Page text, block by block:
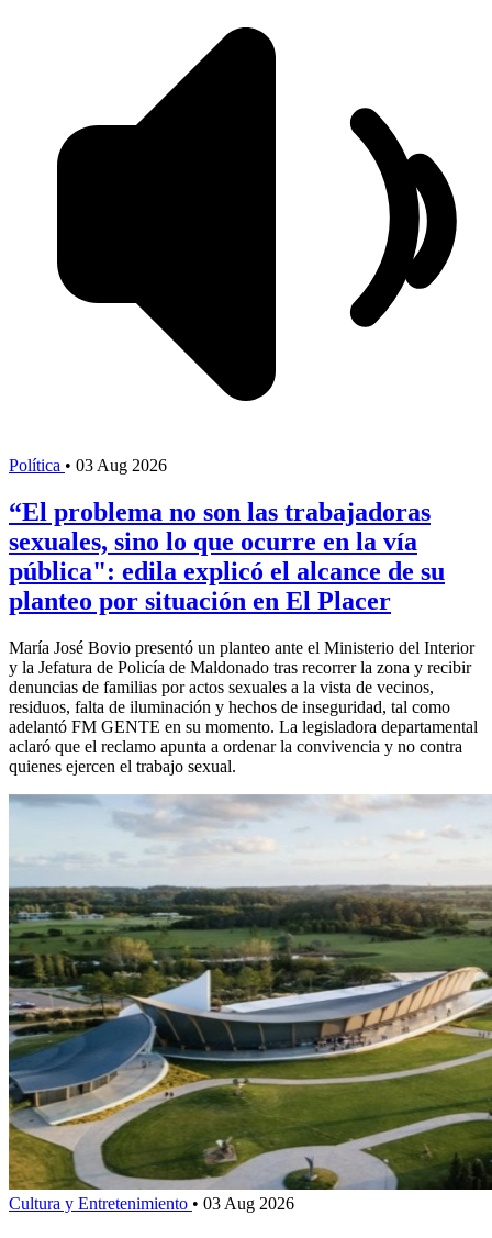
Política • 03 Aug 2026
“El problema no son las trabajadoras
sexuales, sino lo que ocurre en la vía
pública": edila explicó el alcance de su
planteo por situación en El Placer
María José Bovio presentó un planteo ante el Ministerio del Interior
y la Jefatura de Policía de Maldonado tras recorrer la zona y recibir
denuncias de familias por actos sexuales a la vista de vecinos,
residuos, falta de iluminación y hechos de inseguridad, tal como
adelantó FM GENTE en su momento. La legisladora departamental
aclaró que el reclamo apunta a ordenar la convivencia y no contra
quienes ejercen el trabajo sexual.
Cultura y Entretenimiento • 03 Aug 2026